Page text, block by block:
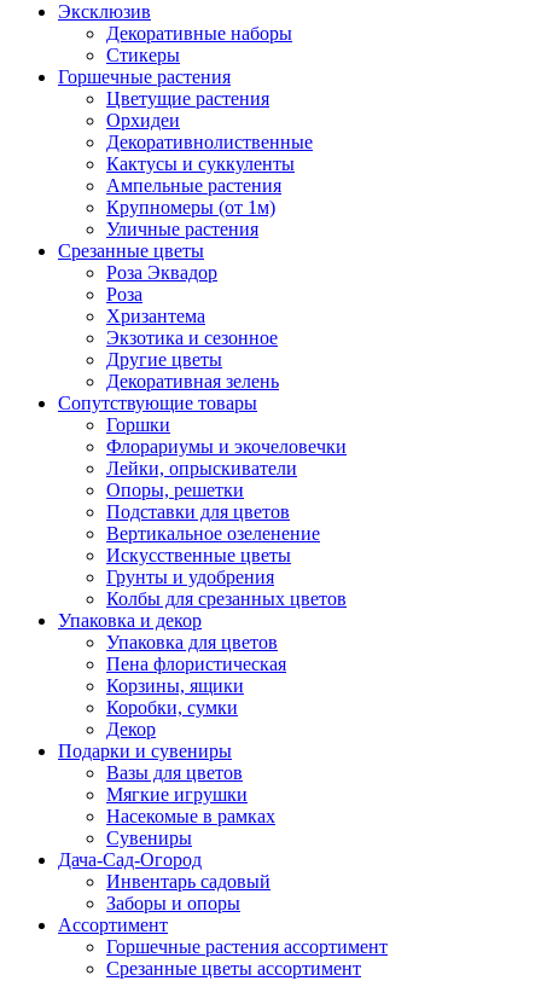
Эксклюзив
Декоративные наборы
Стикеры
Горшечные растения
Цветущие растения
Орхидеи
Декоративнолиственные
Кактусы и суккуленты
Ампельные растения
Крупномеры (от 1м)
Уличные растения
Срезанные цветы
Роза Эквадор
Роза
Хризантема
Экзотика и сезонное
Другие цветы
Декоративная зелень
Сопутствующие товары
Горшки
Флорариумы и экочеловечки
Лейки, опрыскиватели
Опоры, решетки
Подставки для цветов
Вертикальное озеленение
Искусственные цветы
Грунты и удобрения
Колбы для срезанных цветов
Упаковка и декор
Упаковка для цветов
Пена флористическая
Корзины, ящики
Коробки, сумки
Декор
Подарки и сувениры
Вазы для цветов
Мягкие игрушки
Насекомые в рамках
Сувениры
Дача-Сад-Огород
Инвентарь садовый
Заборы и опоры
Ассортимент
Горшечные растения ассортимент
Срезанные цветы ассортимент